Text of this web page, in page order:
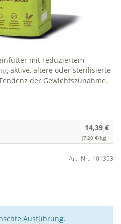
mit reduziertem
aktive, ältere oder sterilisierte
der Gewichtszunahme.
14,39 €
(7,20 €/kg)
Art.-Nr.: 101393
Ausführung.